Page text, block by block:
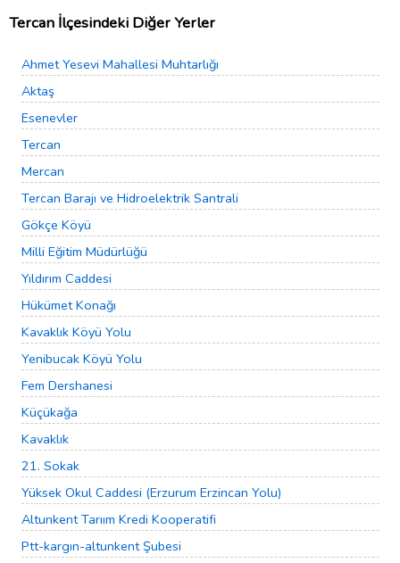
Tercan İlçesindeki Diğer Yerler
Ahmet Yesevi Mahallesi Muhtarlığı
Aktaş
Esenevler
Tercan
Mercan
Tercan Barajı ve Hidroelektrik Santrali
Gökçe Köyü
Milli Eğitim Müdürlüğü
Yıldırım Caddesi
Hükümet Konağı
Kavaklık Köyü Yolu
Yenibucak Köyü Yolu
Fem Dershanesi
Küçükağa
Kavaklık
21. Sokak
Yüksek Okul Caddesi (Erzurum Erzincan Yolu)
Altunkent Tarıım Kredi Kooperatifi
Ptt-kargın-altunkent Şubesi